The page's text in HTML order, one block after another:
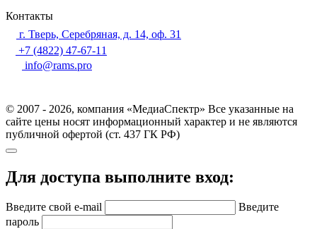
Контакты
г. Тверь, Серебряная, д. 14, оф. 31
+7 (4822) 47-67-11
info@rams.pro
© 2007 - 2026, компания «МедиаСпектр» Все указанные на
сайте цены носят информационный характер и не являются
публичной офертой (ст. 437 ГК РФ)
Для доступа выполните вход:
Введите свой e-mail
Введите
пароль